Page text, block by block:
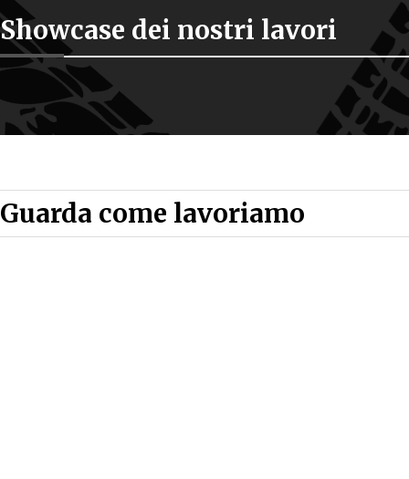
Showcase dei nostri lavori
Guarda come lavoriamo